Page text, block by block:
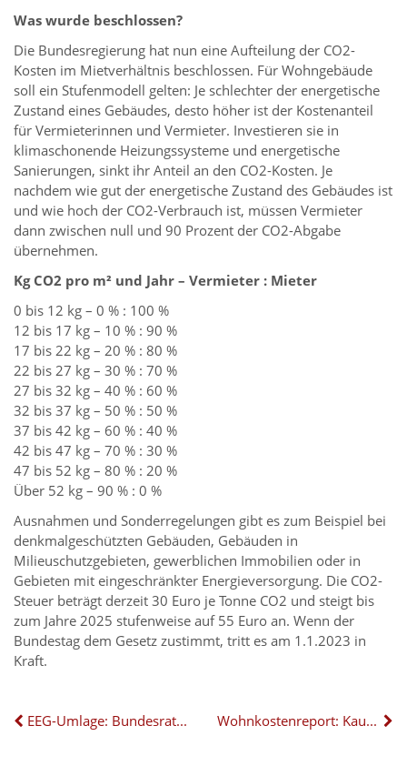
Was wurde beschlossen?
Die Bundesregierung hat nun eine Aufteilung der CO2-
Kosten im Mietverhältnis beschlossen. Für Wohngebäude
soll ein Stufenmodell gelten: Je schlechter der energetische
Zustand eines Gebäudes, desto höher ist der Kostenanteil
für Vermieterinnen und Vermieter. Investieren sie in
klimaschonende Heizungssysteme und energetische
Sanierungen, sinkt ihr Anteil an den CO2-Kosten. Je
nachdem wie gut der energetische Zustand des Gebäudes ist
und wie hoch der CO2-Verbrauch ist, müssen Vermieter
dann zwischen null und 90 Prozent der CO2-Abgabe
übernehmen.
Kg CO2 pro m² und Jahr – Vermieter : Mieter
0 bis 12 kg – 0 % : 100 %
12 bis 17 kg – 10 % : 90 %
17 bis 22 kg – 20 % : 80 %
22 bis 27 kg – 30 % : 70 %
27 bis 32 kg – 40 % : 60 %
32 bis 37 kg – 50 % : 50 %
37 bis 42 kg – 60 % : 40 %
42 bis 47 kg – 70 % : 30 %
47 bis 52 kg – 80 % : 20 %
Über 52 kg – 90 % : 0 %
Ausnahmen und Sonderregelungen gibt es zum Beispiel bei
denkmalgeschützten Gebäuden, Gebäuden in
Milieuschutzgebieten, gewerblichen Immobilien oder in
Gebieten mit eingeschränkter Energieversorgung. Die CO2-
Steuer beträgt derzeit 30 Euro je Tonne CO2 und steigt bis
zum Jahre 2025 stufenweise auf 55 Euro an. Wenn der
Bundestag dem Gesetz zustimmt, tritt es am 1.1.2023 in
Kraft.
EEG-Umlage: Bundesrat billigt Entlastung der Stromkunden Wohnkostenreport: Kaufen ist günstiger als Mieten